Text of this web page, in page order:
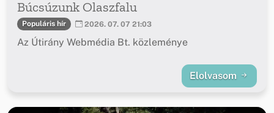
Búcsúzunk Olaszfalu
Populáris hír 2026. 07. 07 21:03
Az Útirány Webmédia Bt. közleménye
Elolvasom